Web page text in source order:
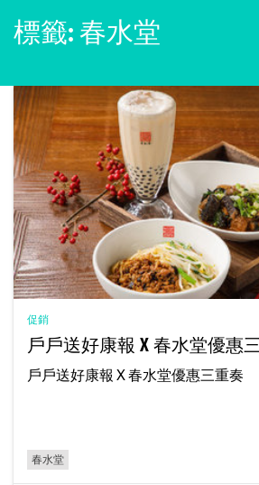
標籤: 春水堂
促銷
戶戶送好康報 X 春水堂優惠
戶戶送好康報 X 春水堂優惠三重奏
春水堂